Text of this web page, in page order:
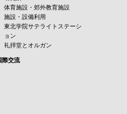
体育施設・郊外教育施設
施設・設備利用
東北学院サテライトステーシ
ョン
礼拝堂とオルガン
際交流